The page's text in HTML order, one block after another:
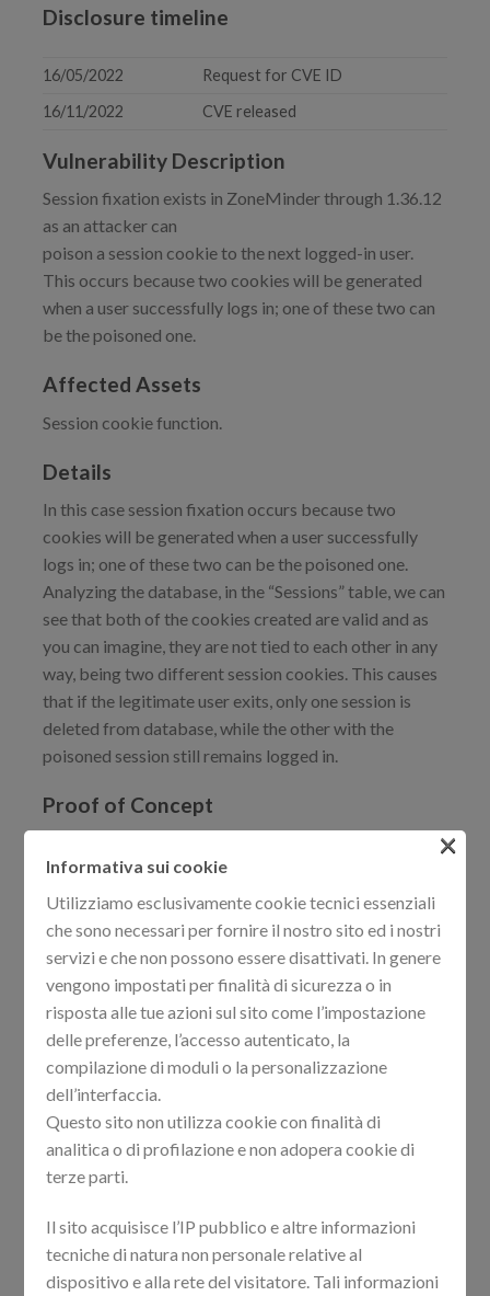
Disclosure timeline
16/05/2022
Request for CVE ID
16/11/2022
CVE released
Vulnerability Description
Session fixation exists in ZoneMinder through 1.36.12
as an attacker can
poison a session cookie to the next logged-in user.
This occurs because two cookies will be generated
when a user successfully logs in; one of these two can
be the poisoned one.
Affected Assets
Session cookie function.
Details
In this case session fixation occurs because two
cookies will be generated when a user successfully
logs in; one of these two can be the poisoned one.
Analyzing the database, in the “Sessions” table, we can
see that both of the cookies created are valid and as
you can imagine, they are not tied to each other in any
way, being two different session cookies. This causes
that if the legitimate user exits, only one session is
deleted from database, while the other with the
poisoned session still remains logged in.
Proof of Concept
1. As we can see, the contents of the “Sessions” table is
empty. (This is not necessary for exploiting the
vulnerability)
2. Poison the cookie “ZMSESSID” on the victim
browser and do a simple request to the zm server
Informativa sui cookie
Utilizziamo esclusivamente cookie tecnici essenziali
che sono necessari per fornire il nostro sito ed i nostri
servizi e che non possono essere disattivati. In genere
vengono impostati per finalità di sicurezza o in
risposta alle tue azioni sul sito come l’impostazione
delle preferenze, l’accesso autenticato, la
compilazione di moduli o la personalizzazione
dell’interfaccia.
Questo sito non utilizza cookie con finalità di
analitica o di profilazione e non adopera cookie di
terze parti.
Il sito acquisisce l’IP pubblico e altre informazioni
tecniche di natura non personale relative al
dispositivo e alla rete del visitatore. Tali informazioni
×